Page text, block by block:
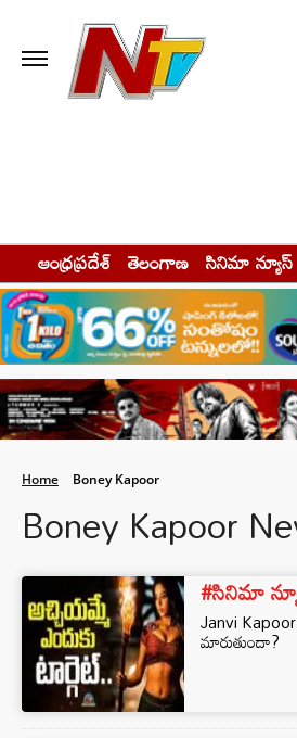
ఆంధ్రప్రదేశ్ తెలంగాణ సినిమా న్యూస్
Home Boney Kapoor
Boney Kapoor
#సినిమా
Janvi
మారుతుందా?